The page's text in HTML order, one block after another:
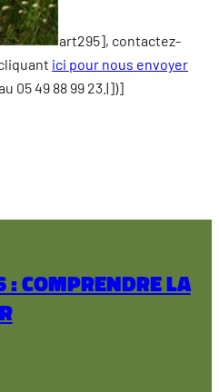
art295], contactez-
ici pour nous envoyer
05 49 88 99 23.|])]
: comprendre la